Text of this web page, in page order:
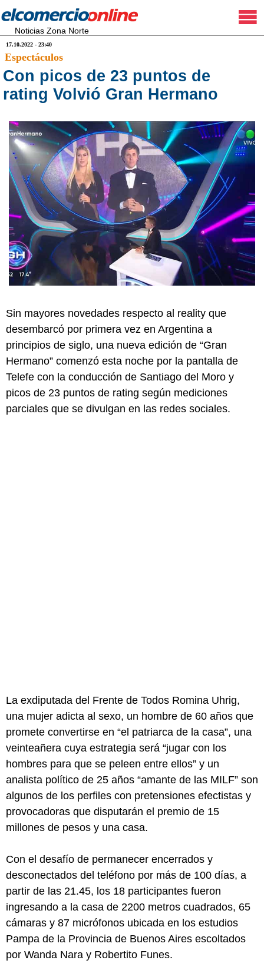
Noticias Zona Norte
17.10.2022 - 23:40
Espectáculos
Con picos de 23 puntos de
rating Volvió Gran Hermano
Sin mayores novedades respecto al reality que
desembarcó por primera vez en Argentina a
principios de siglo, una nueva edición de “Gran
Hermano” comenzó esta noche por la pantalla de
Telefe con la conducción de Santiago del Moro y
picos de 23 puntos de rating según mediciones
parciales que se divulgan en las redes sociales.
La exdiputada del Frente de Todos Romina Uhrig,
una mujer adicta al sexo, un hombre de 60 años que
promete convertirse en “el patriarca de la casa”, una
veinteañera cuya estrategia será “jugar con los
hombres para que se peleen entre ellos” y un
analista político de 25 años “amante de las MILF” son
algunos de los perfiles con pretensiones efectistas y
provocadoras que disputarán el premio de 15
millones de pesos y una casa.
Con el desafío de permanecer encerrados y
desconectados del teléfono por más de 100 días, a
partir de las 21.45, los 18 participantes fueron
ingresando a la casa de 2200 metros cuadrados, 65
cámaras y 87 micrófonos ubicada en los estudios
Pampa de la Provincia de Buenos Aires escoltados
por Wanda Nara y Robertito Funes.